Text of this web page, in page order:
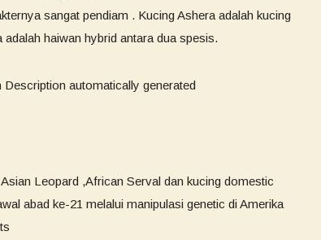
sangat pendiam . Kucing Ashera adalah kucing
haiwan hybrid antara dua spesis.
Leopard ,African Serval dan kucing domestic
abad ke-21 melalui manipulasi genetic di Amerika